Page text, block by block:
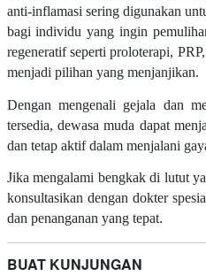
anti-inflamasi sering digunakan
bagi individu yang ingin
regeneratif seperti proloterapi,
menjadi pilihan yang menjanjikan.
Dengan mengenali gejala dan
tersedia, dewasa muda dapat
dan tetap aktif dalam menjalani
Jika mengalami bengkak di lutut
konsultasikan dengan dokter
dan penanganan yang tepat.
BUAT KUNJUNGAN